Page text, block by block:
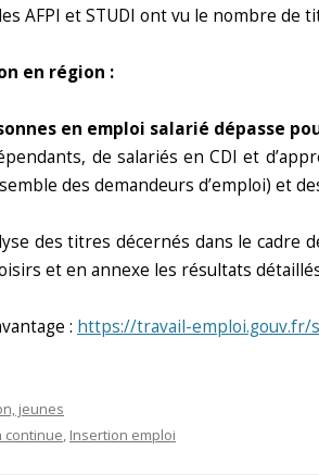
AFPI et STUDI ont vu le nombre de
en région :
en emploi salarié dépasse
de salariés en CDI et
des demandeurs d’emploi) et
des titres décernés dans le cadre
et en annexe les résultats
: https://travail-emploi.gouv.fr/
jeunes
continue, Insertion emploi